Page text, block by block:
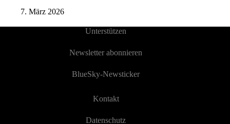
7. März 2026
Unterstützen
Newsletter abonnieren
BlueSky-Newsticker
Kontakt
Datenschutz